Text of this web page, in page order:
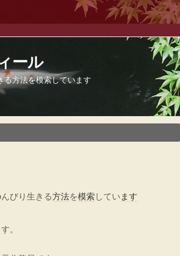
ール
る方法を模索しています
んびり生きる方法を模索しています
。